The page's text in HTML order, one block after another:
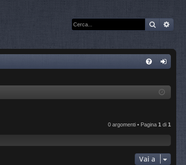
Cerca
in
0 argomenti • Pagina 1 di 1
Vai a